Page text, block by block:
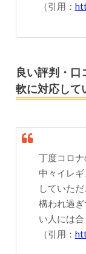
（引用：
良い評判・
軟に対応して
丁度コロ
中々イレ
していただ
構われ過
い人には合
（引用：